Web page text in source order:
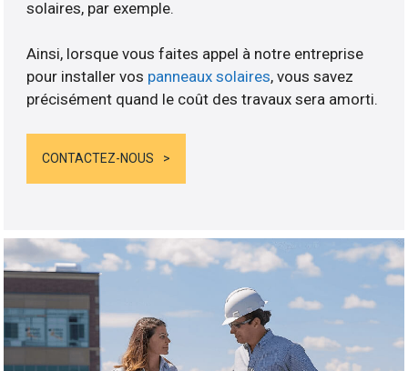
solaires, par exemple.
Ainsi, lorsque vous faites appel à notre entreprise
pour installer vos panneaux solaires, vous savez
précisément quand le coût des travaux sera amorti.
CONTACTEZ-NOUS